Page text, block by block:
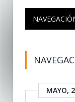
MAYO,